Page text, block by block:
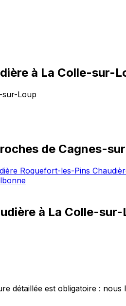
à La Colle-sur-
sur-Loup
de Cagnes-
Roquefort-les-Pins
à La Colle-sur-
détaillée est obligatoire : nous